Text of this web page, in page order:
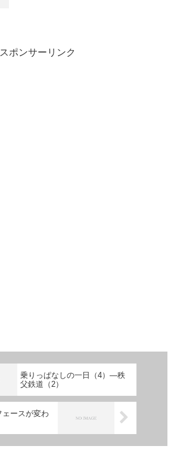
スポンサーリンク
乗りっぱなしの一日（4）―秩
父鉄道（2）
ースが変わ